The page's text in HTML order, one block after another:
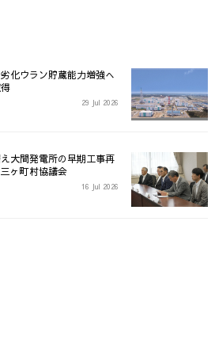
化ウラン貯蔵能力増強へ
29 Jul 2026
大間発電所の早期工事再
ヶ町村協議会
16 Jul 2026